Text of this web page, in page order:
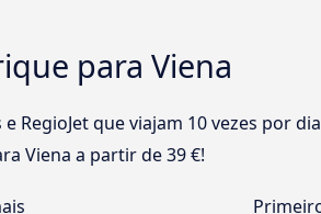
para Viena
RegioJet que viajam 10 vezes por
Viena a partir de 39 €!